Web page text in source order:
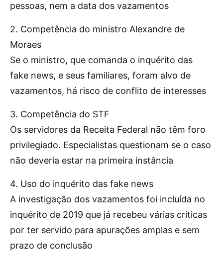
pessoas, nem a data dos vazamentos
2. Competência do ministro Alexandre de
Moraes
Se o ministro, que comanda o inquérito das
fake news, e seus familiares, foram alvo de
vazamentos, há risco de conflito de interesses
3. Competência do STF
Os servidores da Receita Federal não têm foro
privilegiado. Especialistas questionam se o caso
não deveria estar na primeira instância
4. Uso do inquérito das fake news
A investigação dos vazamentos foi incluída no
inquérito de 2019 que já recebeu várias críticas
por ter servido para apurações amplas e sem
prazo de conclusão